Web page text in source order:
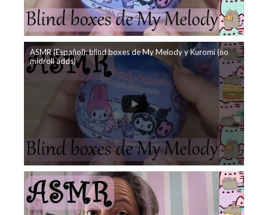
ASMR (Español): blind boxes de My Melody y Kuromi (no
midroll adds)